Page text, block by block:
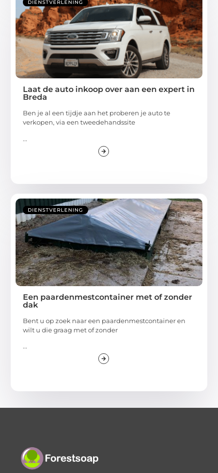
DIENSTVERLENING
Laat de auto inkoop over aan een expert in
Breda
Ben je al een tijdje aan het proberen je auto te
verkopen, via een tweedehandssite
...
DIENSTVERLENING
Een paardenmestcontainer met of zonder
dak
Bent u op zoek naar een paardenmestcontainer en
wilt u die graag met of zonder
...